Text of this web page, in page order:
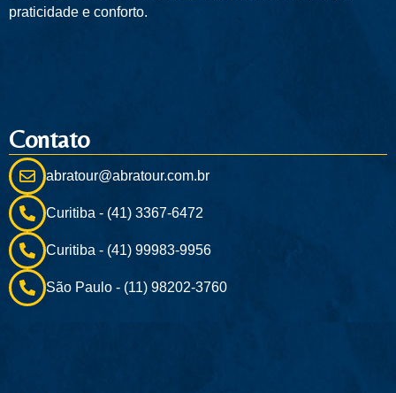
praticidade e conforto.
Contato
abratour@abratour.com.br
Curitiba - (41) 3367-6472
Curitiba - (41) 99983-9956
São Paulo - (11) 98202-3760